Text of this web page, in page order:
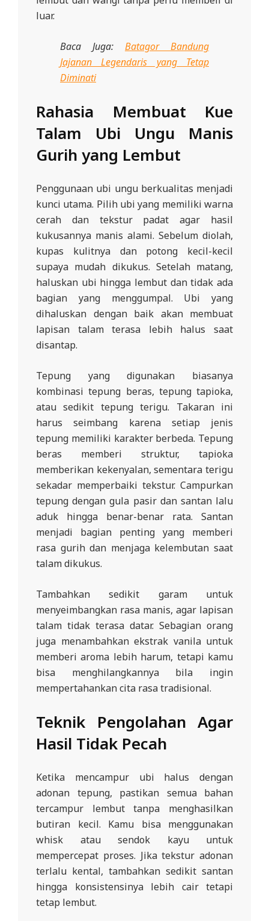
luar.
Baca Juga: Batagor Bandung
Jajanan Legendaris yang Tetap
Diminati
Rahasia Membuat Kue
Talam Ubi Ungu Manis
Gurih yang Lembut
Penggunaan ubi ungu berkualitas menjadi
kunci utama. Pilih ubi yang memiliki warna
cerah dan tekstur padat agar hasil
kukusannya manis alami. Sebelum diolah,
kupas kulitnya dan potong kecil-kecil
supaya mudah dikukus. Setelah matang,
haluskan ubi hingga lembut dan tidak ada
bagian yang menggumpal. Ubi yang
dihaluskan dengan baik akan membuat
lapisan talam terasa lebih halus saat
disantap.
Tepung yang digunakan biasanya
kombinasi tepung beras, tepung tapioka,
atau sedikit tepung terigu. Takaran ini
harus seimbang karena setiap jenis
tepung memiliki karakter berbeda. Tepung
beras memberi struktur, tapioka
memberikan kekenyalan, sementara terigu
sekadar memperbaiki tekstur. Campurkan
tepung dengan gula pasir dan santan lalu
aduk hingga benar-benar rata. Santan
menjadi bagian penting yang memberi
rasa gurih dan menjaga kelembutan saat
talam dikukus.
Tambahkan sedikit garam untuk
menyeimbangkan rasa manis, agar lapisan
talam tidak terasa datar. Sebagian orang
juga menambahkan ekstrak vanila untuk
memberi aroma lebih harum, tetapi kamu
bisa menghilangkannya bila ingin
mempertahankan cita rasa tradisional.
Teknik Pengolahan Agar
Hasil Tidak Pecah
Ketika mencampur ubi halus dengan
adonan tepung, pastikan semua bahan
tercampur lembut tanpa menghasilkan
butiran kecil. Kamu bisa menggunakan
whisk atau sendok kayu untuk
mempercepat proses. Jika tekstur adonan
terlalu kental, tambahkan sedikit santan
hingga konsistensinya lebih cair tetapi
tetap lembut.